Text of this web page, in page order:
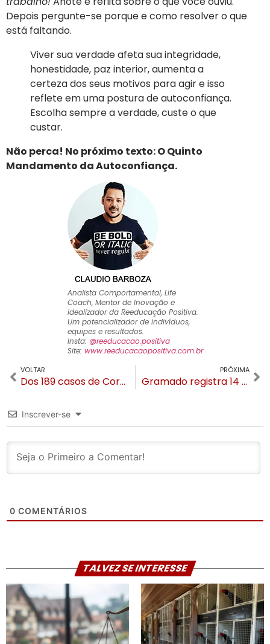
Depois pergunte-se porque e como resolver o que
está faltando.
Viver sua verdade afeta sua integridade,
honestidade, paz interior, aumenta a
certeza dos seus motivos para agir e isso
reflete em uma postura de autoconfiança.
Escolha sempre a verdade, custe o que
custar.
Não perca! No próximo texto: O Quinto
Mandamento da Autoconfiança.
Analista Comportamental, Life
Coach, Mentor de Inovação e
idealizador da Reeducação Positiva.
Um potencializador de indivíduos,
equipes e resultados.
Insta: @reeducacao.positiva
Site: www.reeducacaopositiva.com.br
VOLTAR
Dos 189 casos de Coronavírus em Gramado e Canela, 133 estão curados
PRÓXIMA
Gramado registra 14 novos casos de Coronavírus
Inscrever-se
0 COMENTÁRIOS
TALVEZ SE INTERESSE